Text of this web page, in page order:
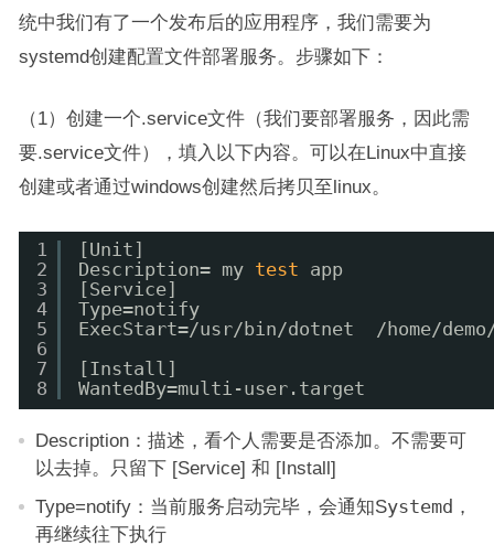
统中我们有了一个发布后的应用程序，我们需要为
systemd创建配置文件部署服务。步骤如下：
（1）创建一个.service文件（我们要部署服务，因此需
要.service文件），填入以下内容。可以在Linux中直接
创建或者通过windows创建然后拷贝至linux。
1
2
3
4
5
6
7
8
[Unit]
Description= my test
app
[Service]
Type=notify
ExecStart=/usr/bin/dotnet
/home/
[Install]
WantedBy=multi-user.target
Description：描述，看个人需要是否添加。不需要可
以去掉。只留下 [Service] 和 [Install]
Type=notify：当前服务启动完毕，会通知Systemd ，
再继续往下执行